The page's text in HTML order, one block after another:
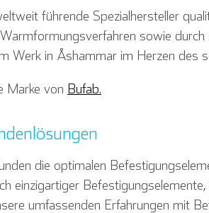
führende Spezialhersteller
sowie
Werk in Åshammar im Herzen des
Marke von Bufab.
die optimalen
einzigartiger
umfassenden Erfahrungen mit